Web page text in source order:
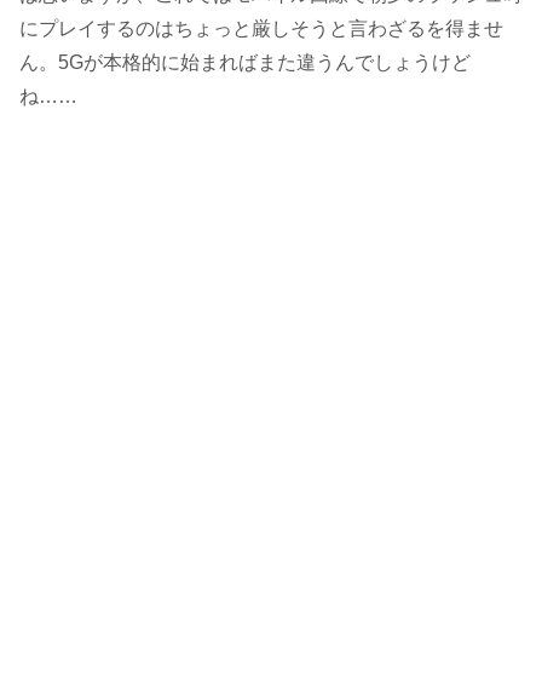
にプレイするのはちょっと厳しそうと言わざるを得ませ
ん。5Gが本格的に始まればまた違うんでしょうけど
ね……